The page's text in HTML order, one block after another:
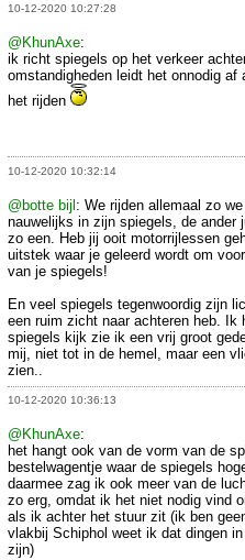
10-12-2020 10:27:28
@KhunAxe:
ik richt spiegels op het verkeer
omstandigheden leidt het onnodig
het rijden
10-12-2020 10:32:14
@botte bijl : We rijden allemaal zo
nauwelijks in zijn spiegels, de ander
zo een. Heb jij ooit motorrijlessen
uitstek waar je geleerd wordt om
van je spiegels!
En veel spiegels tegenwoordig zijn
een ruim zicht naar achteren heb. Ik
spiegels kijk zie ik een vrij groot
mij, niet tot in de hemel, maar een
zien..
10-12-2020 10:36:13
@KhunAxe:
het hangt ook van de vorm van de
bestelwagentje waar de spiegels
daarmee zag ik ook meer van de
zo erg, omdat ik het niet nodig vind
als ik achter het stuur zit (ik ben
vlakbij Schiphol weet ik dat dingen
zijn)